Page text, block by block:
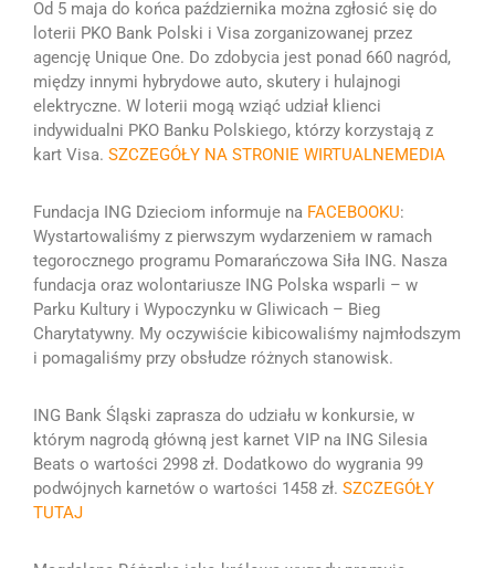
Od 5 maja do końca października można zgłosić się do
loterii PKO Bank Polski i Visa zorganizowanej przez
agencję Unique One. Do zdobycia jest ponad 660 nagród,
między innymi hybrydowe auto, skutery i hulajnogi
elektryczne. W loterii mogą wziąć udział klienci
indywidualni PKO Banku Polskiego, którzy korzystają z
kart Visa. SZCZEGÓŁY NA STRONIE WIRTUALNEMEDIA
Fundacja ING Dzieciom informuje na FACEBOOKU:
Wystartowaliśmy z pierwszym wydarzeniem w ramach
tegorocznego programu Pomarańczowa Siła ING. Nasza
fundacja oraz wolontariusze ING Polska wsparli – w
Parku Kultury i Wypoczynku w Gliwicach – Bieg
Charytatywny. My oczywiście kibicowaliśmy najmłodszym
i pomagaliśmy przy obsłudze różnych stanowisk.
ING Bank Śląski zaprasza do udziału w konkursie, w
którym nagrodą główną jest karnet VIP na ING Silesia
Beats o wartości 2998 zł. Dodatkowo do wygrania 99
podwójnych karnetów o wartości 1458 zł. SZCZEGÓŁY
TUTAJ